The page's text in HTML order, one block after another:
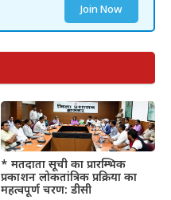
Join Now
* मतदाता सूची का प्रारम्भिक
प्रकाशन लोकतांत्रिक प्रक्रिया का
महत्वपूर्ण चरण: डीसी